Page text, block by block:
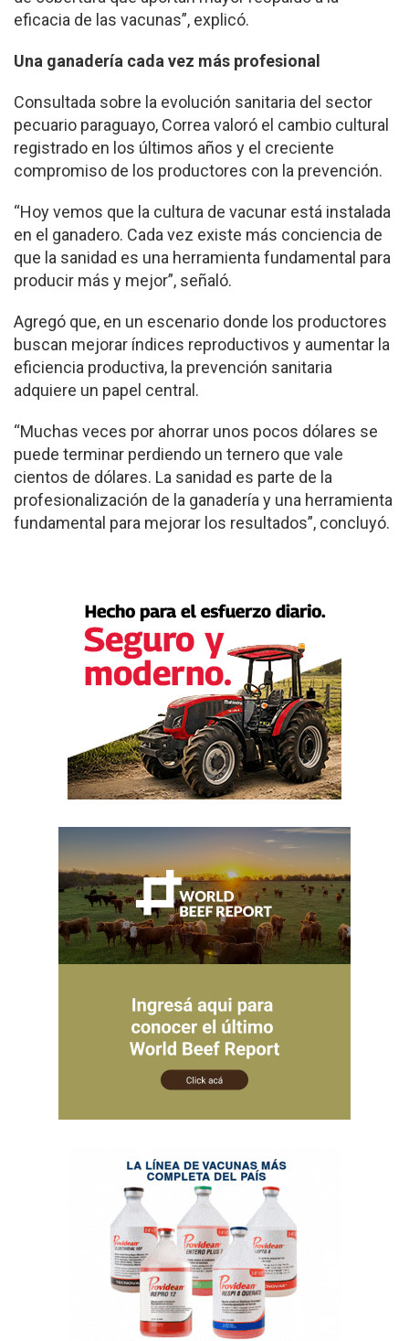
eficacia de las vacunas”, explicó.
Una ganadería cada vez más profesional
Consultada sobre la evolución sanitaria del sector
pecuario paraguayo, Correa valoró el cambio cultural
registrado en los últimos años y el creciente
compromiso de los productores con la prevención.
“Hoy vemos que la cultura de vacunar está instalada
en el ganadero. Cada vez existe más conciencia de
que la sanidad es una herramienta fundamental para
producir más y mejor”, señaló.
Agregó que, en un escenario donde los productores
buscan mejorar índices reproductivos y aumentar la
eficiencia productiva, la prevención sanitaria
adquiere un papel central.
“Muchas veces por ahorrar unos pocos dólares se
puede terminar perdiendo un ternero que vale
cientos de dólares. La sanidad es parte de la
profesionalización de la ganadería y una herramienta
fundamental para mejorar los resultados”, concluyó.